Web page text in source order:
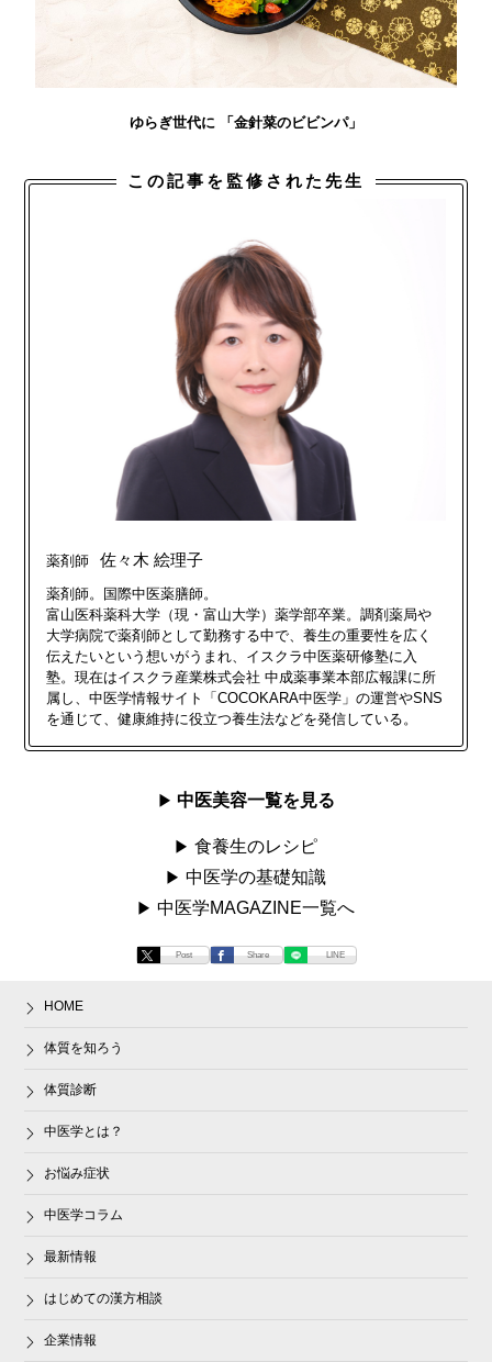
ゆらぎ世代に 「金針菜のビビンパ」
この記事を監修された先生
薬剤師 佐々木 絵理子
薬剤師。国際中医薬膳師。
富山医科薬科大学（現・富山大学）薬学部卒業。調剤薬局や
大学病院で薬剤師として勤務する中で、養生の重要性を広く
伝えたいという想いがうまれ、イスクラ中医薬研修塾に入
塾。現在はイスクラ産業株式会社 中成薬事業本部広報課に所
属し、中医学情報サイト「COCOKARA中医学」の運営やSNS
を通じて、健康維持に役立つ養生法などを発信している。
中医美容一覧を見る
食養生のレシピ
中医学の基礎知識
中医学MAGAZINE一覧へ
Post Share LINE
HOME
体質を知ろう
体質診断
中医学とは？
お悩み症状
中医学コラム
最新情報
はじめての漢方相談
企業情報